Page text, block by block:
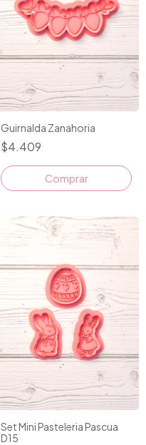
Guirnalda Zanahoria
$4.409
Comprar
Set Mini Pasteleria Pascua
D15